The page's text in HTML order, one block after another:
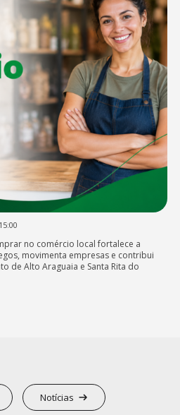
no comércio local fortalece a
movimenta empresas e contribui
de Alto Araguaia e Santa Rita do
Notícias